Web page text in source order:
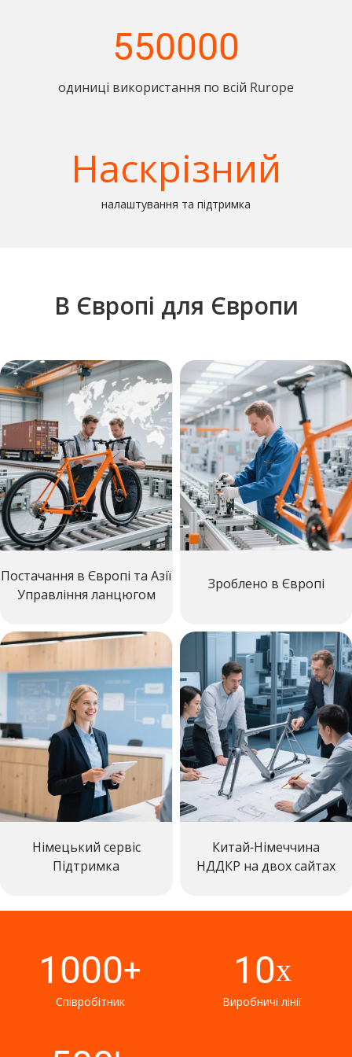
550000
одиниці використання по всій Rurope
Наскрізний
налаштування та підтримка
В Європі для Європи
Постачання в Європі та Азії
Управління ланцюгом
Зроблено в Європі
Німецький сервіс
Підтримка
Китай-Німеччина
НДДКР на двох сайтах
1000+
Співробітник
10х
Виробничі лінії